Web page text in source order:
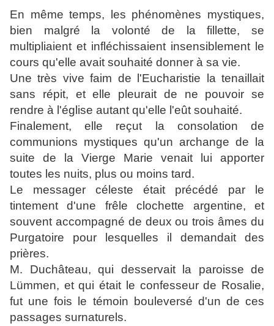
En même temps, les phénomènes mystiques,
bien malgré la volonté de la fillette, se
multipliaient et infléchissaient insensiblement le
cours qu'elle avait souhaité donner à sa vie.
Une très vive faim de l'Eucharistie la tenaillait
sans répit, et elle pleurait de ne pouvoir se
rendre à l'église autant qu'elle l'eût souhaité.
Finalement, elle reçut la consolation de
communions mystiques qu'un archange de la
suite de la Vierge Marie venait lui apporter
toutes les nuits, plus ou moins tard.
Le messager céleste était précédé par le
tintement d'une frêle clochette argentine, et
souvent accompagné de deux ou trois âmes du
Purgatoire pour lesquelles il demandait des
prières.
M. Duchâteau, qui desservait la paroisse de
Lümmen, et qui était le confesseur de Rosalie,
fut une fois le témoin bouleversé d'un de ces
passages surnaturels.